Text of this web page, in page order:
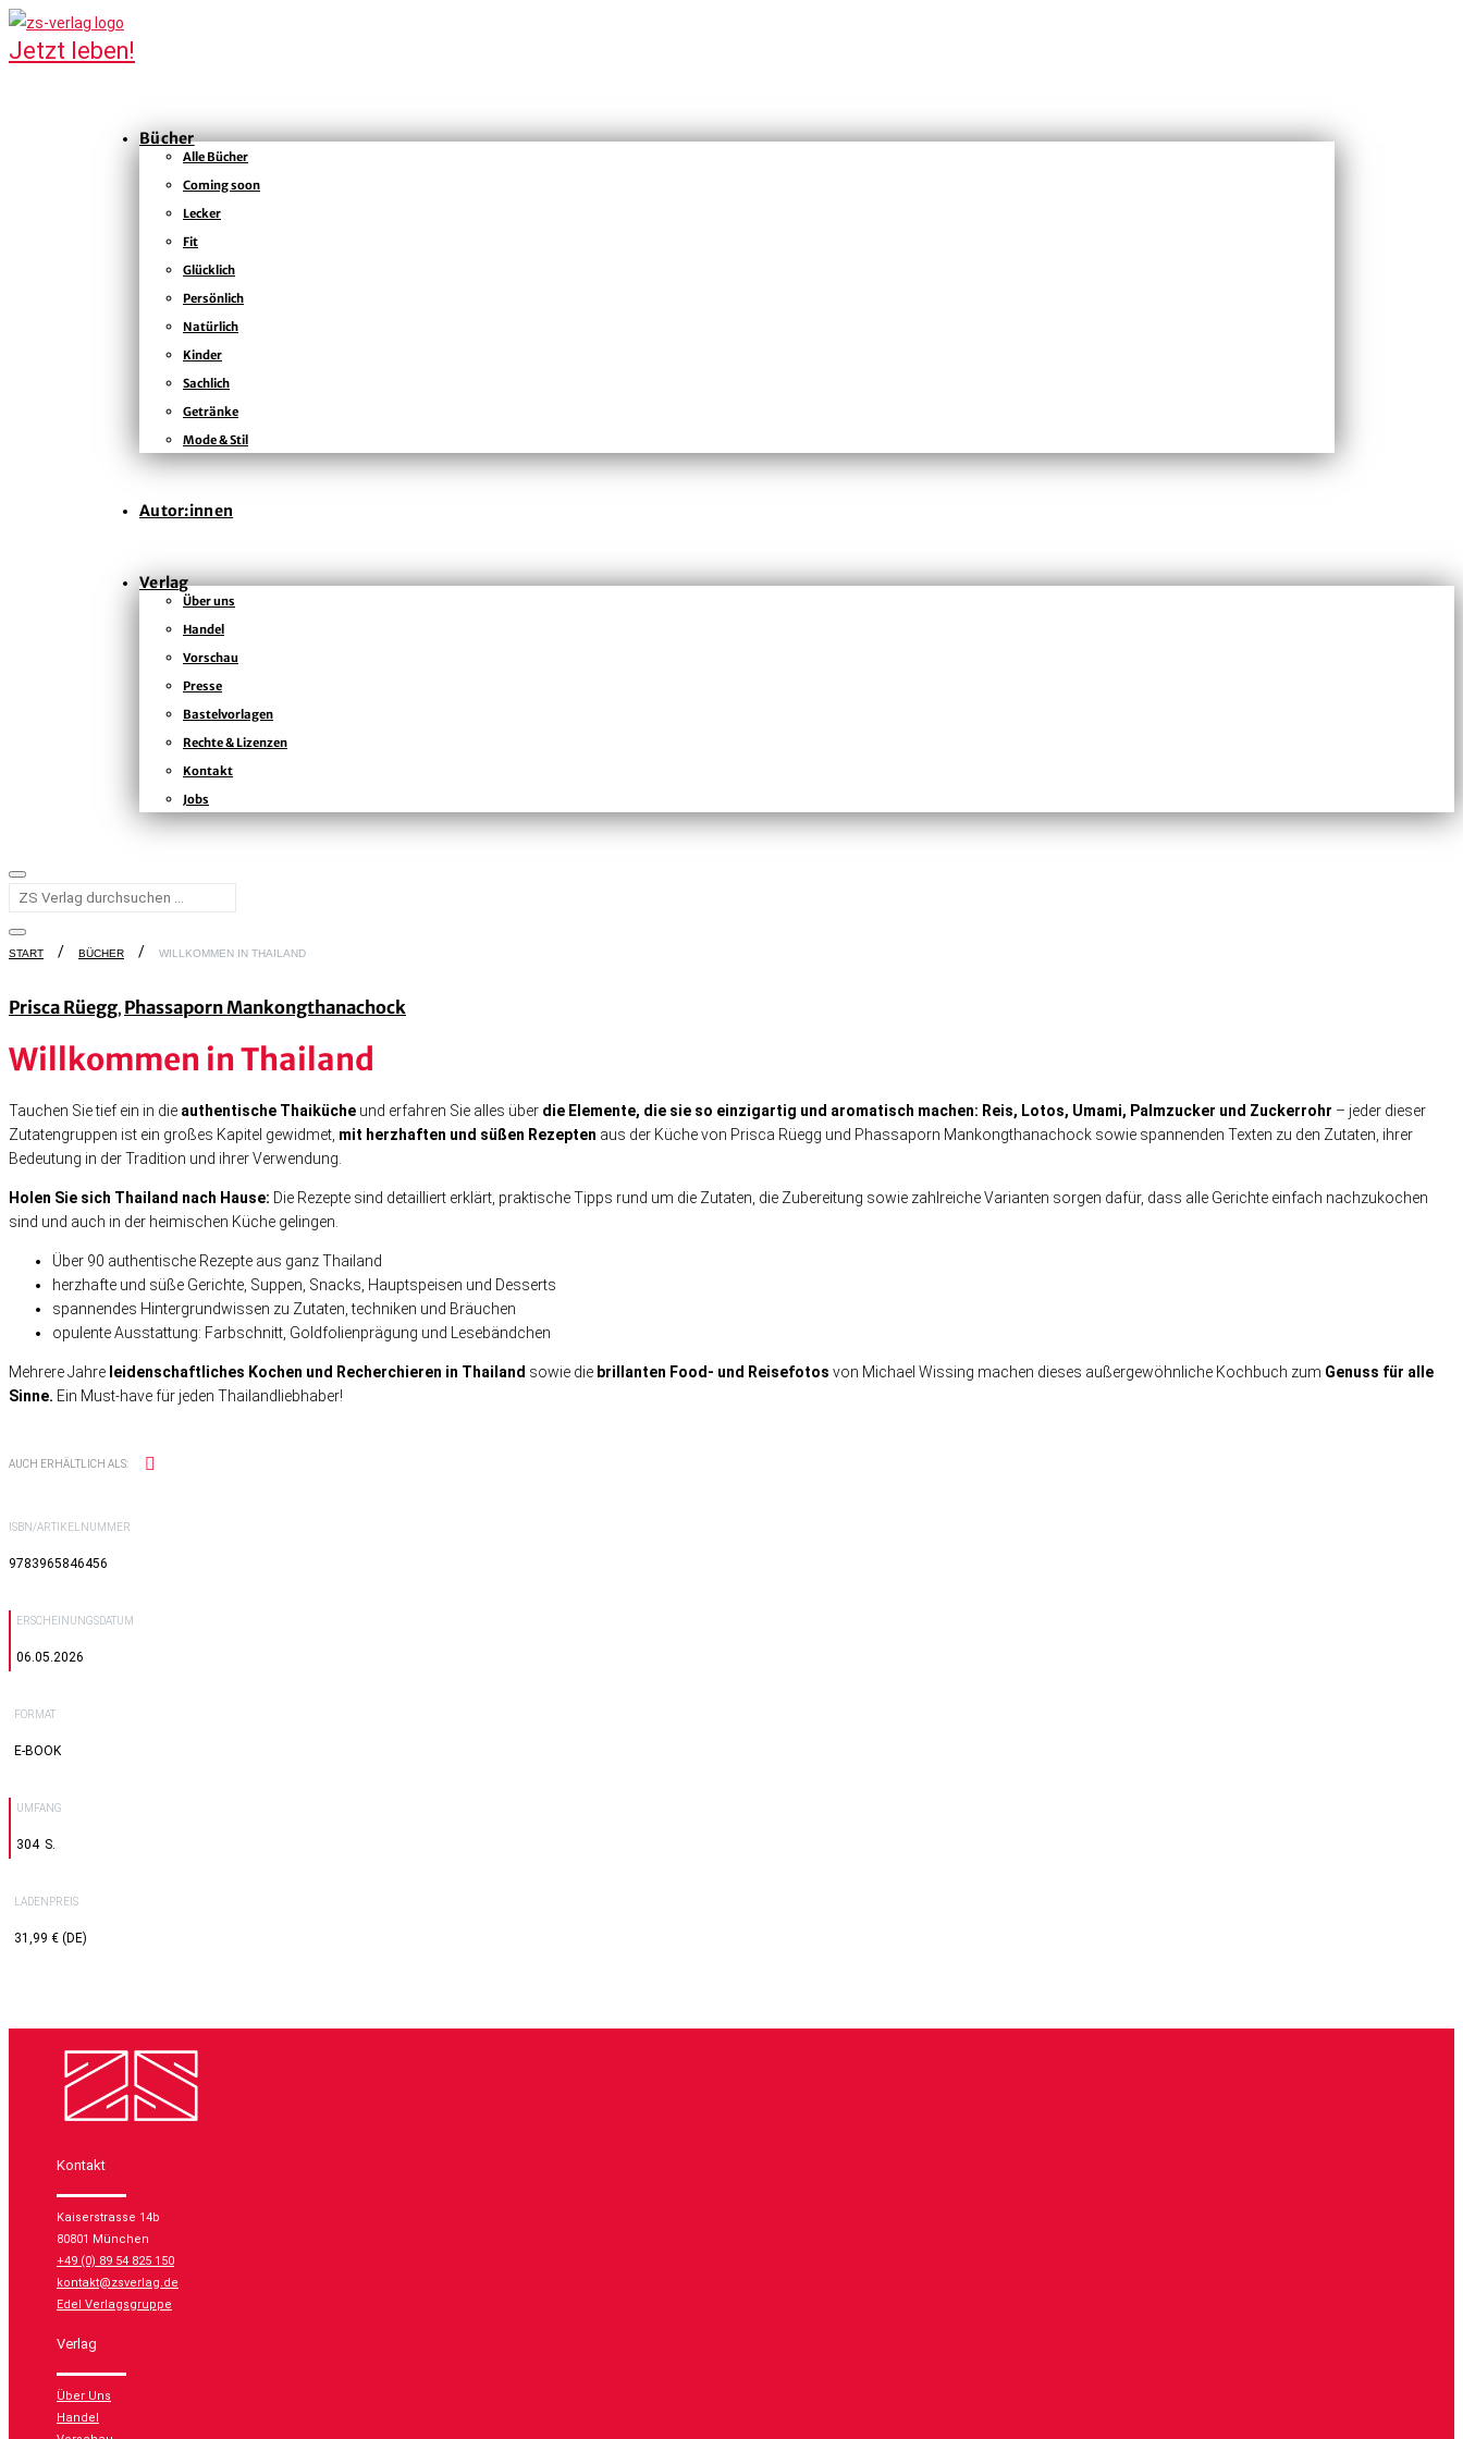
Bücher
Alle Bücher
Coming soon
Lecker
Fit
Glücklich
Persönlich
Natürlich
Kinder
Sachlich
Getränke
Mode & Stil
Autor:innen
Verlag
Über uns
Handel
Vorschau
Presse
Bastelvorlagen
Rechte & Lizenzen
Kontakt
Jobs
START BÜCHER WILLKOMMEN IN THAILAND
Prisca Rüegg, Phassaporn Mankongthanachock
Willkommen in Thailand
Tauchen Sie tief ein in die authentische Thaiküche und erfahren Sie alles über die Elemente, die sie so einzigartig und aromatisch machen: Reis, Lotos, Umami, Palmzucker und Zuckerrohr – jeder dieser
Zutatengruppen ist ein großes Kapitel gewidmet, mit herzhaften und süßen Rezepten aus der Küche von Prisca Rüegg und Phassaporn Mankongthanachock sowie spannenden Texten zu den Zutaten, ihrer
Bedeutung in der Tradition und ihrer Verwendung.
Holen Sie sich Thailand nach Hause: Die Rezepte sind detailliert erklärt, praktische Tipps rund um die Zutaten, die Zubereitung sowie zahlreiche Varianten sorgen dafür, dass alle Gerichte einfach nachzukochen
sind und auch in der heimischen Küche gelingen.
Über 90 authentische Rezepte aus ganz Thailand
herzhafte und süße Gerichte, Suppen, Snacks, Hauptspeisen und Desserts
spannendes Hintergrundwissen zu Zutaten, techniken und Bräuchen
opulente Ausstattung: Farbschnitt, Goldfolienprägung und Lesebändchen
Mehrere Jahre leidenschaftliches Kochen und Recherchieren in Thailand sowie die brillanten Food- und Reisefotos von Michael Wissing machen dieses außergewöhnliche Kochbuch zum Genuss für alle
Sinne. Ein Must-have für jeden Thailandliebhaber!
AUCH ERHÄLTLICH ALS:
ISBN/ARTIKELNUMMER
9783965846456
ERSCHEINUNGSDATUM
06.05.2026
FORMAT
E-BOOK
UMFANG
304
LADENPREIS
31,99 € (DE)
Kontakt
Kaiserstrasse 14b
80801 München
+49 (0) 89 54 825 150
kontakt@zsverlag.de
Edel Verlagsgruppe
Verlag
Über Uns
Handel